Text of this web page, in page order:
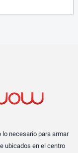
necesario para armar
ubicados en el centro